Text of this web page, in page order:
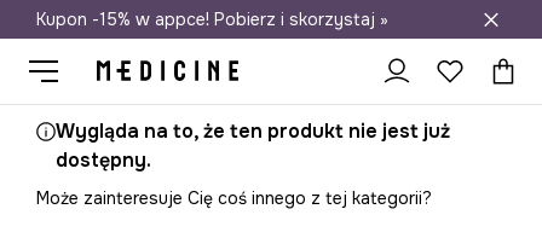
Darmowa dostawa do salonów
Kupon -15% w appce! Pobierz i skorzystaj »
Wygląda na to, że ten produkt nie jest już
dostępny.
Może zainteresuje Cię coś innego z tej kategorii?